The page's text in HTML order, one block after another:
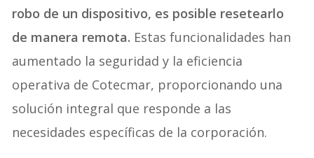
robo de un dispositivo, es posible resetearlo
de manera remota. Estas funcionalidades han
aumentado la seguridad y la eficiencia
operativa de Cotecmar, proporcionando una
solución integral que responde a las
necesidades específicas de la corporación.